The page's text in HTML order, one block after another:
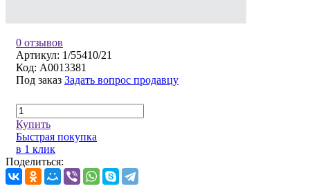
0 отзывов
Артикул: 1/55410/21
Код: A0013381
Под заказ Задать вопрос продавцу
Купить
Быстрая покупка
в 1 клик
Поделиться: